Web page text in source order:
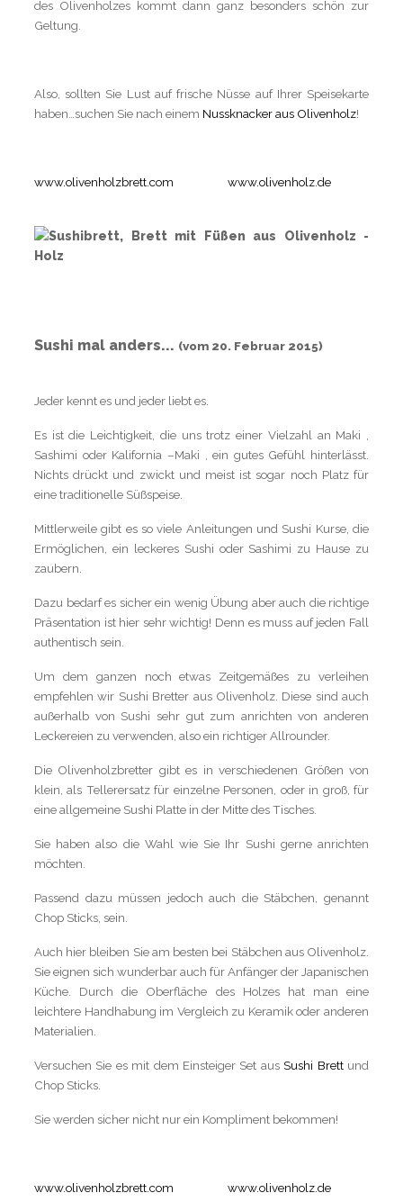
des Olivenholzes kommt dann ganz besonders schön zur
Geltung.
Also, sollten Sie Lust auf frische Nüsse auf Ihrer Speisekarte
haben…suchen Sie nach einem Nussknacker aus Olivenholz!
www.olivenholzbrett.com www.olivenholz.de
Sushi mal anders... (vom 20. Februar 2015)
Jeder kennt es und jeder liebt es.
Es ist die Leichtigkeit, die uns trotz einer Vielzahl an Maki ,
Sashimi oder Kalifornia –Maki , ein gutes Gefühl hinterlässt.
Nichts drückt und zwickt und meist ist sogar noch Platz für
eine traditionelle Süßspeise.
Mittlerweile gibt es so viele Anleitungen und Sushi Kurse, die
Ermöglichen, ein leckeres Sushi oder Sashimi zu Hause zu
zaubern.
Dazu bedarf es sicher ein wenig Übung aber auch die richtige
Präsentation ist hier sehr wichtig! Denn es muss auf jeden Fall
authentisch sein.
Um dem ganzen noch etwas Zeitgemäßes zu verleihen
empfehlen wir Sushi Bretter aus Olivenholz. Diese sind auch
außerhalb von Sushi sehr gut zum anrichten von anderen
Leckereien zu verwenden, also ein richtiger Allrounder.
Die Olivenholzbretter gibt es in verschiedenen Größen von
klein, als Tellerersatz für einzelne Personen, oder in groß, für
eine allgemeine Sushi Platte in der Mitte des Tisches.
Sie haben also die Wahl wie Sie Ihr Sushi gerne anrichten
möchten.
Passend dazu müssen jedoch auch die Stäbchen, genannt
Chop Sticks, sein.
Auch hier bleiben Sie am besten bei Stäbchen aus Olivenholz.
Sie eignen sich wunderbar auch für Anfänger der Japanischen
Küche. Durch die Oberfläche des Holzes hat man eine
leichtere Handhabung im Vergleich zu Keramik oder anderen
Materialien.
Versuchen Sie es mit dem Einsteiger Set ausSushi Brettund
Chop Sticks.
Sie werden sicher nicht nur ein Kompliment bekommen!
www.olivenholzbrett.com www.olivenholz.de